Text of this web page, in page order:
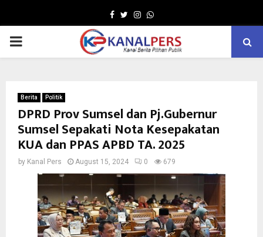
Facebook
TwitterInstagram
Whatsapp
PRIMARY
Berita Politik
DPRD Prov Sumsel dan Pj.Gubernur
Sumsel Sepakati Nota Kesepakatan
KUA dan PPAS APBD TA. 2025
by Kanal Pers August 15, 2024 0 679